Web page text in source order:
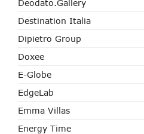
Deodato.Gallery
Destination Italia
Dipietro Group
Doxee
E-Globe
EdgeLab
Emma Villas
Energy Time